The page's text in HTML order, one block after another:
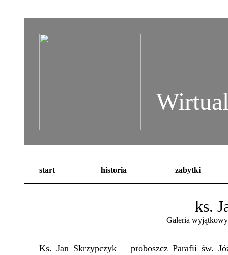
start historia zabytki
ks.
Galeria
Ks. Jan Skrzypczyk – proboszcz Parafii św.